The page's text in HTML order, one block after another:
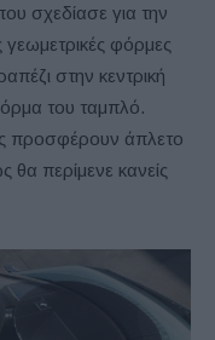
σχεδίασε για την
φόρμες
στην κεντρική
του ταμπλό.
προσφέρουν άπλετο
περίμενε κανείς